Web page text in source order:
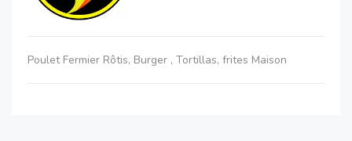
Poulet Fermier Rôtis, Burger , Tortillas, frites Maison